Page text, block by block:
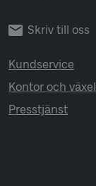
Skriv till oss
Kundservice
Kontor och växel
Presstjänst